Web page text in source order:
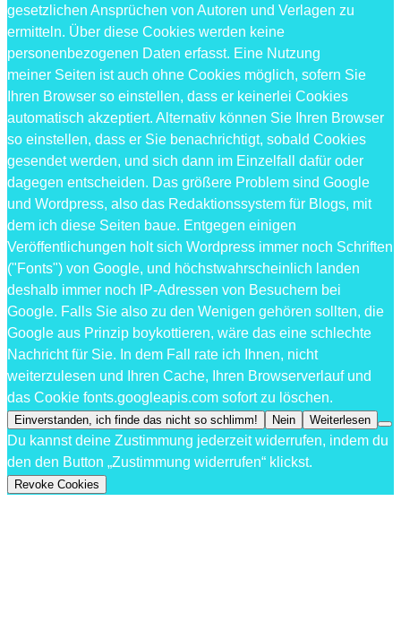
gesetzlichen Ansprüchen von Autoren und Verlagen zu
ermitteln. Über diese Cookies werden keine
personenbezogenen Daten erfasst. Eine Nutzung
meiner Seiten ist auch ohne Cookies möglich, sofern Sie
Ihren Browser so einstellen, dass er keinerlei Cookies
automatisch akzeptiert. Alternativ können Sie Ihren Browser
so einstellen, dass er Sie benachrichtigt, sobald Cookies
gesendet werden, und sich dann im Einzelfall dafür oder
dagegen entscheiden. Das größere Problem sind Google
und Wordpress, also das Redaktionssystem für Blogs, mit
dem ich diese Seiten baue. Entgegen einigen
Veröffentlichungen holt sich Wordpress immer noch Schriften
("Fonts") von Google, und höchstwahrscheinlich landen
deshalb immer noch IP-Adressen von Besuchern bei
Google. Falls Sie also zu den Wenigen gehören sollten, die
Google aus Prinzip boykottieren, wäre das eine schlechte
Nachricht für Sie. In dem Fall rate ich Ihnen, nicht
weiterzulesen und Ihren Cache, Ihren Browserverlauf und
das Cookie fonts.googleapis.com sofort zu löschen.
Einverstanden, ich finde das nicht so schlimm! Nein Weiterlesen
Du kannst deine Zustimmung jederzeit widerrufen, indem du
den den Button „Zustimmung widerrufen“ klickst.
Revoke Cookies